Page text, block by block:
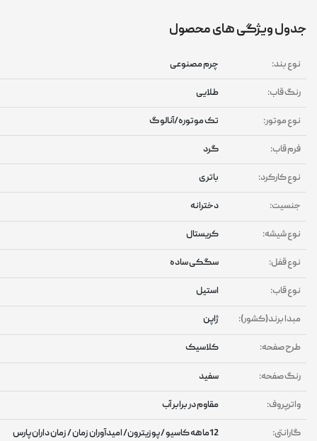
ویژگی های محصول
بند: چرم مصنوعی
قاب: طلایی
موتور: تک موتوره/آنالوگ
قاب:
کارکرد: باتری
دخترانه
شیشه: کریستال
قفل: سگکی ساده
قاب: استیل
برند(کشور):
صفحه: کلاسیک
صفحه: سفید
مقاوم در برابر آب